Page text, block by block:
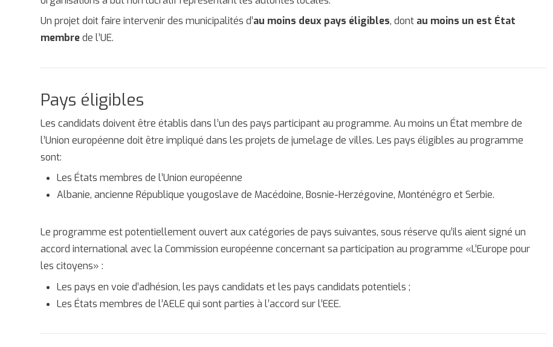
Un projet doit faire intervenir des municipalités d’au moins deux pays éligibles, dont au moins un est État
membrede l’UE.
Pays éligibles
Les candidats doivent être établis dans l’un des pays participant au programme. Au moins un État membre de
l’Union européenne doit être impliqué dans les projets de jumelage de villes. Les pays éligibles au programme
sont:
Les États membres de l’Union européenne
Albanie, ancienne République yougoslave de Macédoine, Bosnie-Herzégovine, Monténégro et Serbie.
Le programme est potentiellement ouvert aux catégories de pays suivantes, sous réserve qu’ils aient signé un
accord international avec la Commission européenne concernant sa participation au programme «L’Europe pour
les citoyens» :
Les pays en voie d’adhésion, les pays candidats et les pays candidats potentiels ;
Les États membres de l’AELE qui sont parties à l’accord sur l’EEE.